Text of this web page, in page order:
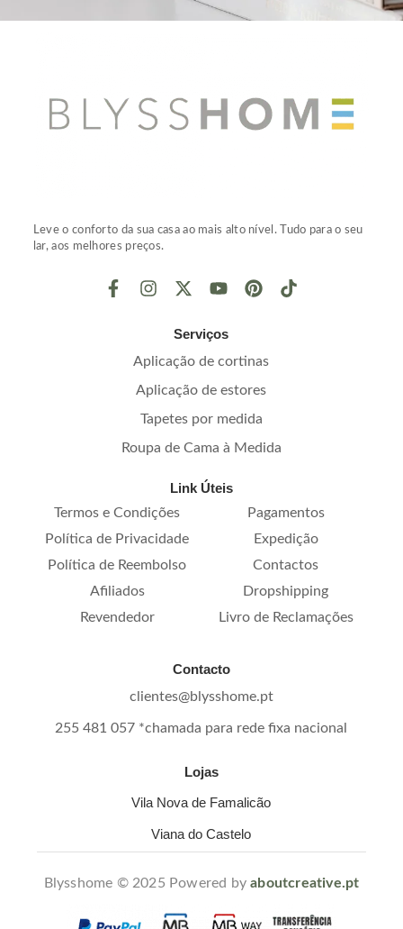
Leve o conforto da sua casa ao mais alto nível. Tudo para o seu
lar, aos melhores preços.
Serviços
Aplicação de cortinas
Aplicação de estores
Tapetes por medida
Roupa de Cama à Medida
Link Úteis
Termos e Condições
Pagamentos
Política de Privacidade
Expedição
Política de Reembolso
Contactos
Afiliados
Dropshipping
Revendedor
Livro de Reclamações
Contacto
clientes@blysshome.pt
255 481 057 *chamada para rede fixa nacional
Lojas
Vila Nova de Famalicão
Viana do Castelo
Blysshome © 2025 Powered byaboutcreative.pt